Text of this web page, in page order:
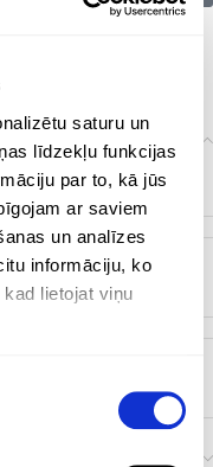
saturu un
līdzekļu funkcijas
par to, kā jūs
ar saviem
un analīzes
informāciju, ko
lietojat viņu
Bez zīmola
Brūns
EKO